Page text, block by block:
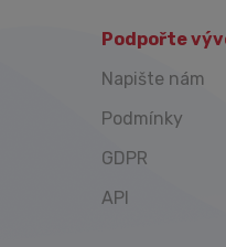
Podpořte
Napište nám
Podmínky
GDPR
API